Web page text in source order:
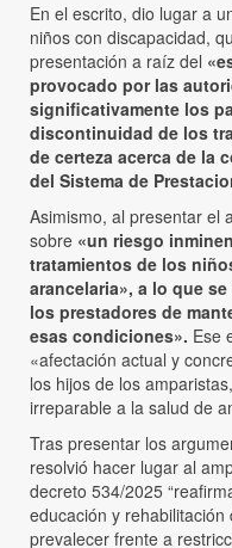
En el escrito, dio lugar a
niños con discapacidad,
presentación a raíz del
provocado por las
significativamente los
discontinuidad de los
de certeza acerca de la
del Sistema de
Asimismo, al presentar el
sobre «un riesgo
tratamientos de los
arancelaria», a lo que
los prestadores de
esas condiciones». Ese
«afectación actual y
los hijos de los
irreparable a la salud de
Tras presentar los
resolvió hacer lugar al
decreto 534/2025
educación y
prevalecer frente a